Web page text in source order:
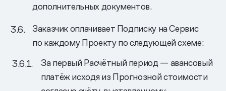
дополнительных документов.
Заказчик оплачивает Подписку на Сервис
по каждому Проекту по следующей схеме:
За первый Расчётный период — авансовый
платёж исходя из Прогнозной стоимости